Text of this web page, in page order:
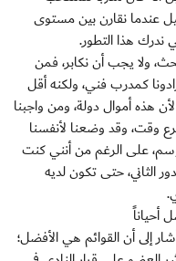
عندما نقارن بين مستوى
ندرك هذا التطور.
ولا يجب أن نكابر، فمن
كمدرب فني، ولكنه أقل
هذه أموال دولة، ومن واجبنا
وقت، وقد وضعنا لأنفسنا
على الرغم من أنني كنت
الثاني، حتى تكون لديه
أحياناً
إلى أن القوائم هي الأفضل؛